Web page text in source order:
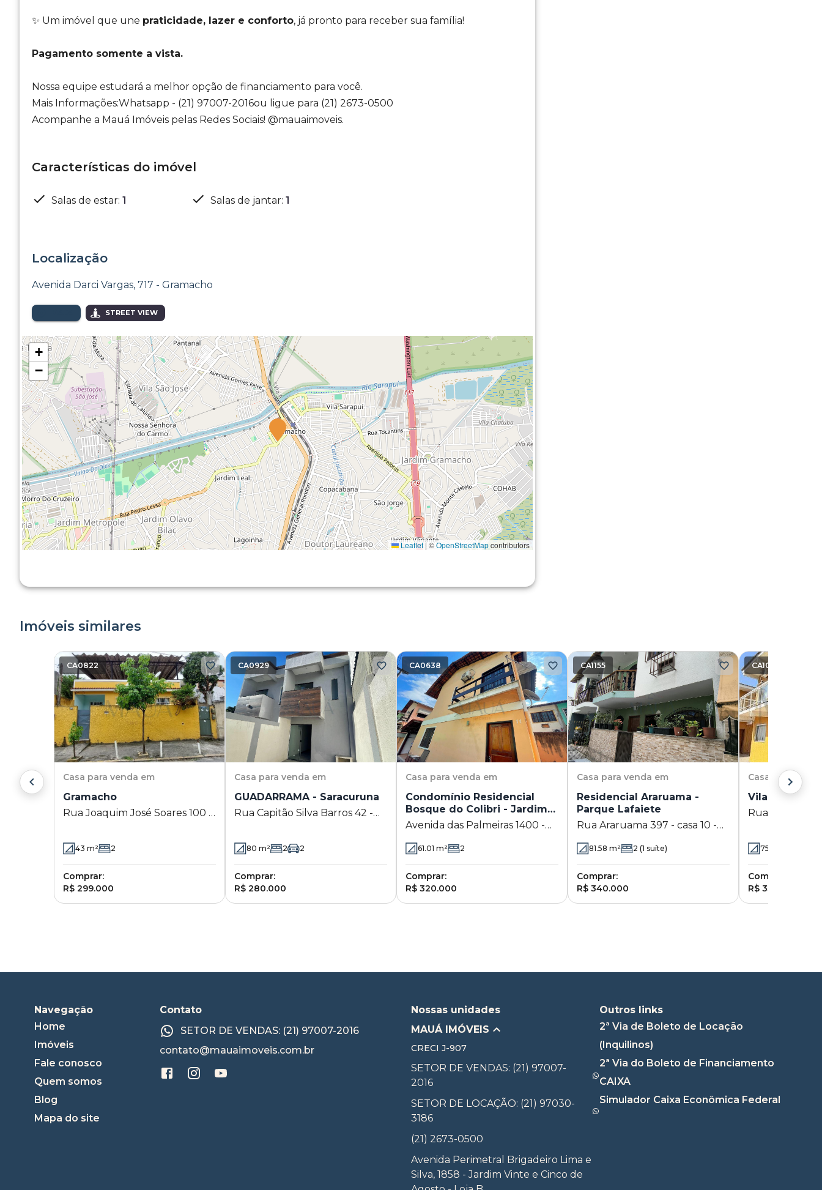
✨ Um imóvel que une praticidade, lazer e conforto, já pronto para receber sua família!
Pagamento somente a vista.
Nossa equipe estudará a melhor opção de financiamento para você.
Mais Informações:Whatsapp - (21) 97007-2016ou ligue para (21) 2673-0500
Acompanhe a Mauá Imóveis pelas Redes Sociais! @mauaimoveis.
Características do imóvel
Salas de estar: 1 Salas de jantar: 1
Localização
Avenida Darci Vargas, 717 - Gramacho
STREET VIEW
+
−
Leaflet|©OpenStreetMapcontributors
Imóveis similares
CA0822
Casa para venda em
Gramacho
Rua Joaquim José Soares 100 -
RJ
43 m² 2
Comprar:
R$ 299.000
CA0929
Casa para venda em
GUADARRAMA - Saracuruna
Rua Capitão Silva Barros 42 -
- RJ
80 m² 2 2
Comprar:
R$ 280.000
CA0638
Casa para venda em
Condomínio Residencial
Bosque do Colibri - Jardim
Primavera
Avenida das Palmeiras 1400 -
Caxias - RJ
61.01 m² 2
Comprar:
R$ 320.000
CA1155
Casa para venda em
Residencial Araruama -
Parque Lafaiete
Rua Araruama 397 - casa 10 -
Caxias - RJ
81.58 m² 2 (1 suíte)
Comprar:
R$ 340.000
CA1071
Casa para
Vila São Luís
Rua São José
75
Comprar:
R$ 330.000
Navegação
Home
Imóveis
Fale conosco
Quem somos
Blog
Mapa do site
Contato
SETOR DE VENDAS: (21) 97007-2016
contato@mauaimoveis.com.br
Nossas unidades
MAUÁ IMÓVEIS
CRECI J-907
SETOR DE VENDAS: (21) 97007-
2016
SETOR DE LOCAÇÃO: (21) 97030-
3186
(21) 2673-0500
Avenida Perimetral Brigadeiro Lima e
Silva, 1858 - Jardim Vinte e Cinco de
Outros links
2ª Via de Boleto de Locação
(Inquilinos)
2ª Via do Boleto de Financiamento
CAIXA
Simulador Caixa Econômica Federal